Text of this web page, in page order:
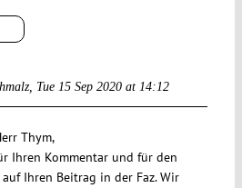
Tue 15 Sep 2020 at 14:12
Thym,
Ihren Kommentar und für den
Ihren Beitrag in der Faz. Wir